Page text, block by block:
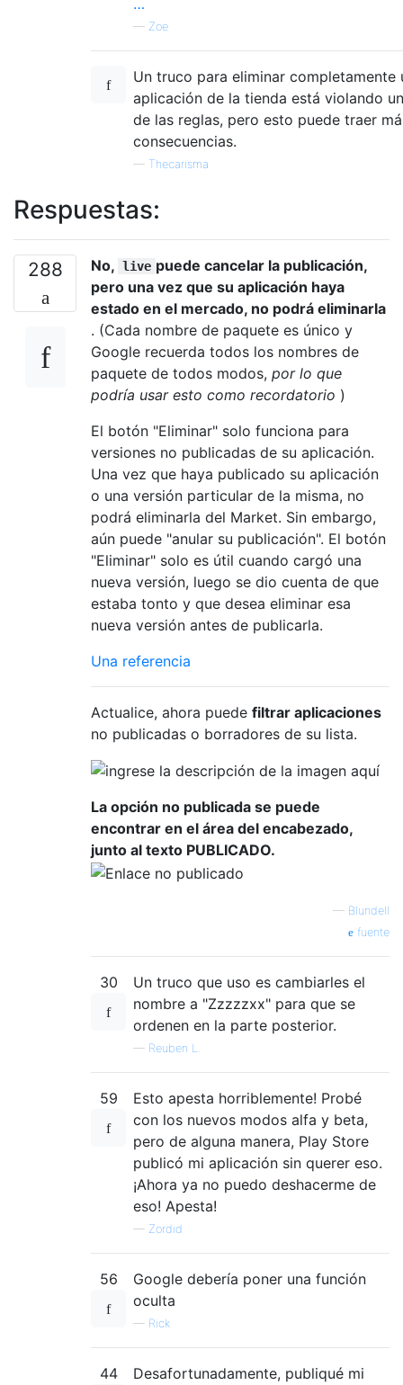
— Zoe
Un truco para eliminar completamente
aplicación de la tienda está violando
de las reglas, pero esto puede traer
consecuencias.
— Thecarisma
Respuestas:
288 No, live puede cancelar la publicación,
pero una vez que su aplicación haya
estado en el mercado, no podrá eliminarla
. (Cada nombre de paquete es único y
Google recuerda todos los nombres de
paquete de todos modos, por lo que
podría usar esto como recordatorio )
El botón "Eliminar" solo funciona para
versiones no publicadas de su aplicación.
Una vez que haya publicado su aplicación
o una versión particular de la misma, no
podrá eliminarla del Market. Sin embargo,
aún puede "anular su publicación". El botón
"Eliminar" solo es útil cuando cargó una
nueva versión, luego se dio cuenta de que
estaba tonto y que desea eliminar esa
nueva versión antes de publicarla.
Una referencia
Actualice, ahora puede filtrar aplicaciones
no publicadas o borradores de su lista.
La opción no publicada se puede
encontrar en el área del encabezado,
junto al texto PUBLICADO.
— Blundell
fuente
30
Un truco que uso es cambiarles el
nombre a "Zzzzzxx" para que se
ordenen en la parte posterior.
— Reuben L.
59
Esto apesta horriblemente! Probé
con los nuevos modos alfa y beta,
pero de alguna manera, Play Store
publicó mi aplicación sin querer eso.
¡Ahora ya no puedo deshacerme de
eso! Apesta!
— Zordid
56
Google debería poner una función
oculta
— Rick
44 Desafortunadamente, publiqué mi